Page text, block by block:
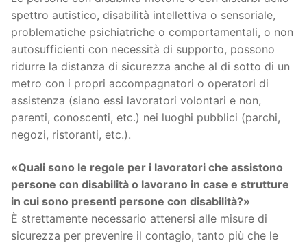
spettro autistico, disabilità intellettiva o sensoriale,
problematiche psichiatriche o comportamentali, o non
autosufficienti con necessità di supporto, possono
ridurre la distanza di sicurezza anche al di sotto di un
metro con i propri accompagnatori o operatori di
assistenza (siano essi lavoratori volontari e non,
parenti, conoscenti, etc.) nei luoghi pubblici (parchi,
negozi, ristoranti, etc.).
«Quali sono le regole per i lavoratori che assistono
persone con disabilità o lavorano in case e strutture
in cui sono presenti persone con disabilità?»
È strettamente necessario attenersi alle misure di
sicurezza per prevenire il contagio, tanto più che le